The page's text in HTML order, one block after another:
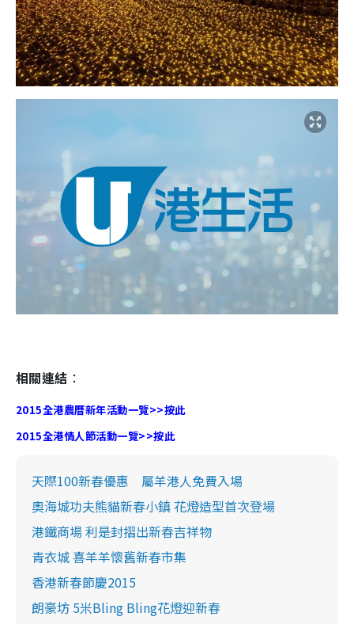
相關連結 ：
2015全港農曆新年活動一覽>>按此
2015全港情人節活動一覽>>按此
天際100新春優惠 屬羊港人免費入場
奧海城功夫熊貓新春小鎮 花燈造型首次登場
港鐵商場 利是封摺出新春吉祥物
青衣城 喜羊羊懷舊新春市集
香港新春節慶2015
朗豪坊 5米Bling Bling花燈迎新春